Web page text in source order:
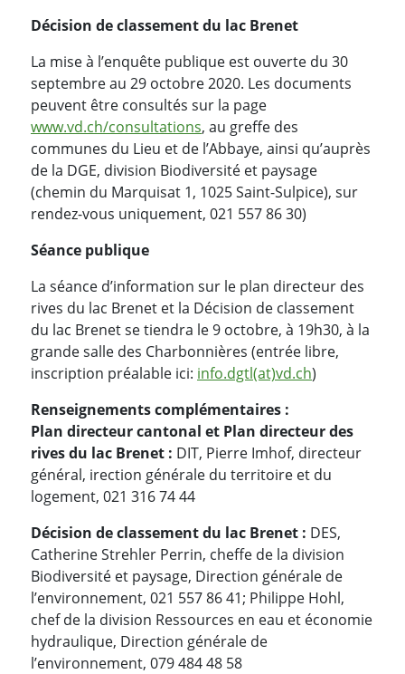
Décision de classement du lac Brenet
La mise à l’enquête publique est ouverte du 30
septembre au 29 octobre 2020. Les documents
peuvent être consultés sur la page
www.vd.ch/consultations, au greffe des
communes du Lieu et de l’Abbaye, ainsi qu’auprès
de la DGE, division Biodiversité et paysage
(chemin du Marquisat 1, 1025 Saint-Sulpice), sur
rendez-vous uniquement, 021 557 86 30)
Séance publique
La séance d’information sur le plan directeur des
rives du lac Brenet et la Décision de classement
du lac Brenet se tiendra le 9 octobre, à 19h30, à la
grande salle des Charbonnières (entrée libre,
inscription préalable ici: info.dgtl(at)vd.ch)
Renseignements complémentaires :
Plan directeur cantonal et Plan directeur des
rives du lac Brenet : DIT, Pierre Imhof, directeur
général, irection générale du territoire et du
logement, 021 316 74 44
Décision de classement du lac Brenet : DES,
Catherine Strehler Perrin, cheffe de la division
Biodiversité et paysage, Direction générale de
l’environnement, 021 557 86 41; Philippe Hohl,
chef de la division Ressources en eau et économie
hydraulique, Direction générale de
l’environnement, 079 484 48 58